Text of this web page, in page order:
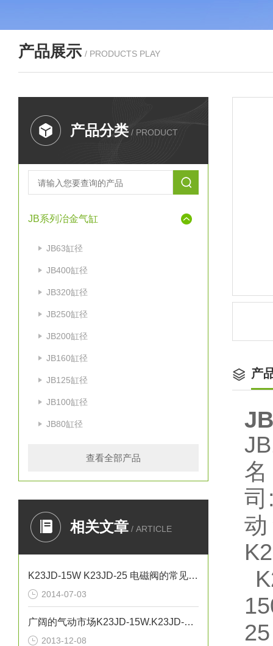
产品展示 / PRODUCTS PLAY
产品分类 / PRODUCT
JB系列冶金气缸
JB63缸径
JB400缸径
JB320缸径
JB250缸径
JB200缸径
JB160缸径
JB125缸径
JB100缸径
JB80缸径
查看全部产品
相关文章 / ARTICLE
K23JD-15W K23JD-25 电磁阀的常见故障及问题
2014-07-03
广阔的气动市场K23JD-15W.K23JD-25W.K23JSD-L15
2013-12-08
产